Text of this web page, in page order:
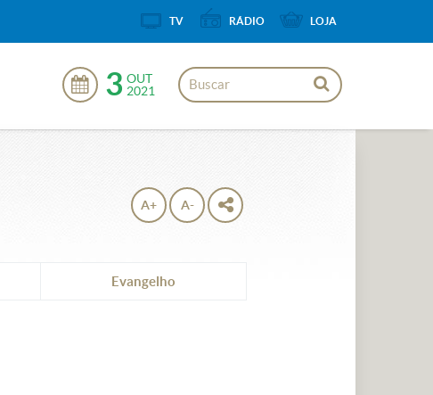
3 OUT
2021
A+ A-
Evangelho
TV RÁDIO LOJA